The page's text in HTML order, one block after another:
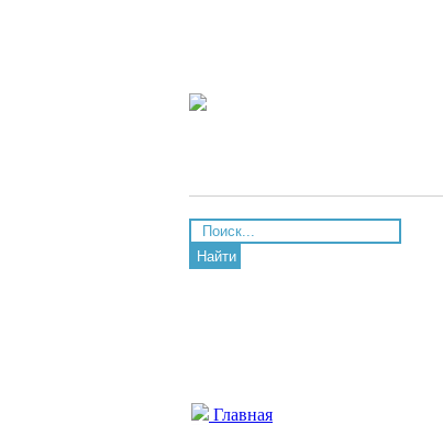
Найти
Главная